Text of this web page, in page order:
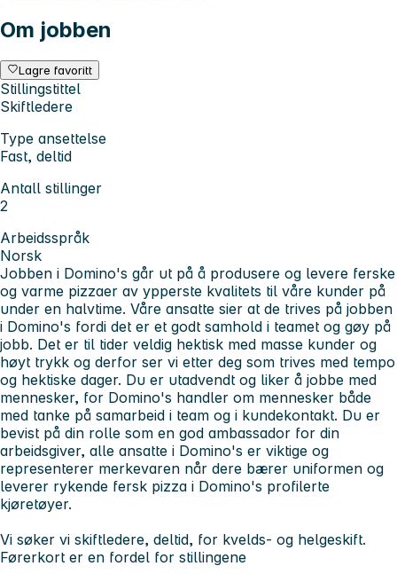
Om jobben
Lagre favoritt
Stillingstittel
Skiftledere
Type ansettelse
Fast, deltid
Antall stillinger
2
Arbeidsspråk
Norsk
Jobben i Domino's går ut på å produsere og levere ferske
og varme pizzaer av ypperste kvalitets til våre kunder på
under en halvtime. Våre ansatte sier at de trives på jobben
i Domino's fordi det er et godt samhold i teamet og gøy på
jobb. Det er til tider veldig hektisk med masse kunder og
høyt trykk og derfor ser vi etter deg som trives med tempo
og hektiske dager. Du er utadvendt og liker å jobbe med
mennesker, for Domino's handler om mennesker både
med tanke på samarbeid i team og i kundekontakt. Du er
bevist på din rolle som en god ambassador for din
arbeidsgiver, alle ansatte i Domino's er viktige og
representerer merkevaren når dere bærer uniformen og
leverer rykende fersk pizza i Domino's profilerte
kjøretøyer.
Vi søker vi skiftledere, deltid, for kvelds- og helgeskift.
Førerkort er en fordel for stillingene